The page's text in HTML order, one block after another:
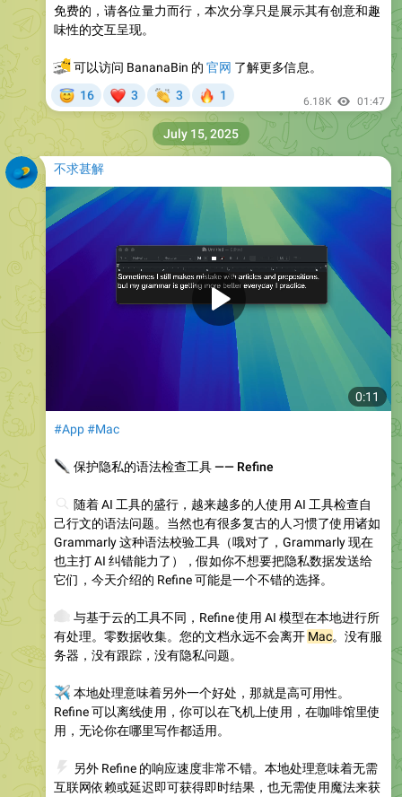
免费的，请各位量力而行，本次分享只是展示其有创意和趣
味性的交互呈现。
可以访问 BananaBin 的 官网 了解更多信息。
16 3
👏
3
🔥
1 6.18K 01:47
不求甚解
0:11
#App#Mac
保护隐私的语法检查工具 —— Refine
随着 AI 工具的盛行，越来越多的人使用 AI 工具检查自
己行文的语法问题。当然也有很多复古的人习惯了使用诸如
Grammarly 这种语法校验工具（哦对了，Grammarly 现在
也主打 AI 纠错能力了），假如你不想要把隐私数据发送给
它们，今天介绍的 Refine 可能是一个不错的选择。
与基于云的工具不同，Refine 使用 AI 模型在本地进行所
有处理。零数据收集。您的文档永远不会离开 Mac。没有服
务器，没有跟踪，没有隐私问题。
本地处理意味着另外一个好处，那就是高可用性。
Refine 可以离线使用，你可以在飞机上使用，在咖啡馆里使
用，无论你在哪里写作都适用。
另外 Refine 的响应速度非常不错。本地处理意味着无需
互联网依赖或延迟即可获得即时结果，也无需使用魔法来获
July 15, 2025